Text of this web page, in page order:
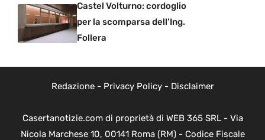
Castel Volturno: cordoglio
per la scomparsa dell’Ing.
Follera
Redazione- Privacy Policy- Disclaimer
Casertanotizie.com di proprietà di WEB 365 SRL - Via
Nicola Marchese 10, 00141 Roma (RM) - Codice Fiscale